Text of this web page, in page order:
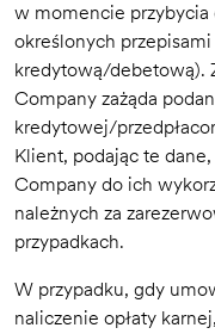
w momencie
określonych
kredytową/debetową).
Company zażąda
kredytowej/
Klient, podając te
Company do ich
należnych za
przypadkach.
W przypadku, gdy
naliczenie opłaty